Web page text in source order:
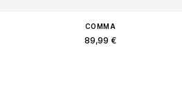
COMMA
89,99 €